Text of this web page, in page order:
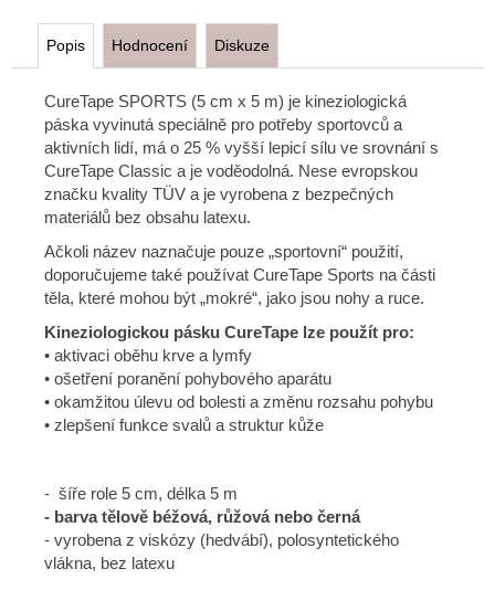
Popis Hodnocení Diskuze
CureTape SPORTS (5 cm x 5 m) je kineziologická
páska vyvinutá speciálně pro potřeby sportovců a
aktivních lidí, má o 25 % vyšší lepicí sílu ve srovnání s
CureTape Classic a je voděodolná. Nese evropskou
značku kvality TÜV a je vyrobena z bezpečných
materiálů bez obsahu latexu.
Ačkoli název naznačuje pouze „sportovní“ použití,
doporučujeme také používat CureTape Sports na části
těla, které mohou být „mokré“, jako jsou nohy a ruce.
Kineziologickou pásku CureTape lze použít pro:
• aktivaci oběhu krve a lymfy
• ošetření poranění pohybového aparátu
• okamžitou úlevu od bolesti a změnu rozsahu pohybu
• zlepšení funkce svalů a struktur kůže
- šíře role 5 cm, délka 5 m
- barva tělově béžová, růžová nebo černá
- vyrobena z viskózy (hedvábí), polosyntetického
vlákna, bez latexu